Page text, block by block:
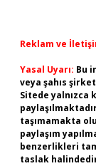
Reklam ve
Yasal Uyarı: Bu
veya şahıs
Sitede yalnızca
taşımamakta
paylaşım
benzerlikleri
taslak